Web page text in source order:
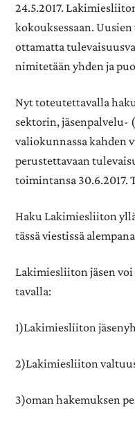
24.5.2017.
kokouksessaan.
ottamatta
nimitetään yhden ja
Nyt toteutettavalla
sektorin, jäsenpalvelu-
valiokunnassa kahden
perustettavaan
toimintansa 30.6.2017.
Haku Lakimiesliiton
tässä viestissä
Lakimiesliiton jäsen
tavalla:
1)Lakimiesliiton
2)Lakimiesliiton
3)oman hakemuksen